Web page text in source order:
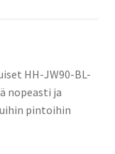
HH-JW90-BL-
nopeasti ja
pintoihin